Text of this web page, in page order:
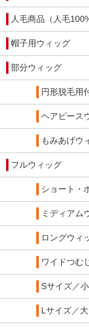
人毛商品（人毛
帽子用ウィッグ
部分ウィッグ
円形脱毛用
ヘアピース
もみあげウ
フルウィッグ
ショート・
ミディアム
ロングウィ
ワイドつむ
Sサイズ／
Lサイズ／